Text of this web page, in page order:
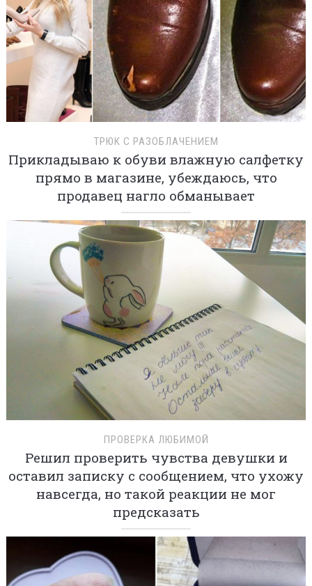
ТРЮК С РАЗОБЛАЧЕНИЕМ
Прикладываю к обуви влажную салфетку
прямо в магазине, убеждаюсь, что
продавец нагло обманывает
ПРОВЕРКА ЛЮБИМОЙ
Решил проверить чувства девушки и
оставил записку с сообщением, что ухожу
навсегда, но такой реакции не мог
предсказать